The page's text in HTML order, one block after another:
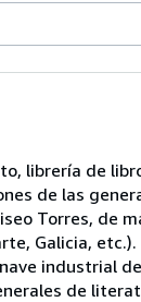
librería de
de las
Torres, de
Galicia,
industrial
de